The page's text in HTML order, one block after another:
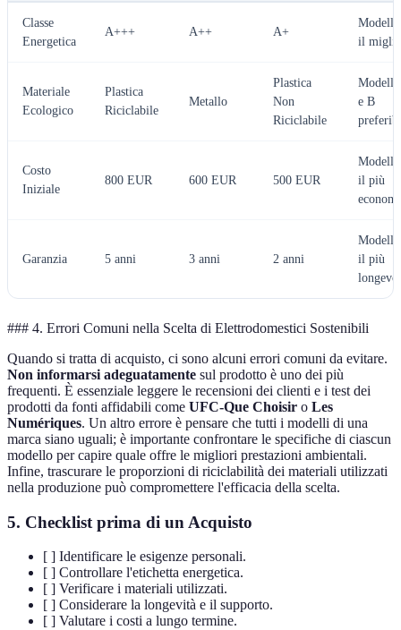
Classe
Energetica
A+++ A++ A+
il
Materiale
Ecologico
Plastica
Riciclabile
Metallo
Plastica
Non
Riciclabile
e B
Costo
Iniziale
800 EUR 600 EUR 500 EUR
il più
Garanzia 5 anni 3 anni 2 anni
il più
longevo
### 4. Errori Comuni nella Scelta di Elettrodomestici Sostenibili
Quando si tratta di acquisto, ci sono alcuni errori comuni da evitare.
Non informarsi adeguatamente sul prodotto è uno dei più
frequenti. È essenziale leggere le recensioni dei clienti e i test dei
prodotti da fonti affidabili come UFC-Que Choisir o Les
Numériques. Un altro errore è pensare che tutti i modelli di una
marca siano uguali; è importante confrontare le specifiche di ciascun
modello per capire quale offre le migliori prestazioni ambientali.
Infine, trascurare le proporzioni di riciclabilità dei materiali utilizzati
nella produzione può compromettere l'efficacia della scelta.
5. Checklist prima di un Acquisto
[ ] Identificare le esigenze personali.
[ ] Controllare l'etichetta energetica.
[ ] Verificare i materiali utilizzati.
[ ] Considerare la longevità e il supporto.
[ ] Valutare i costi a lungo termine.